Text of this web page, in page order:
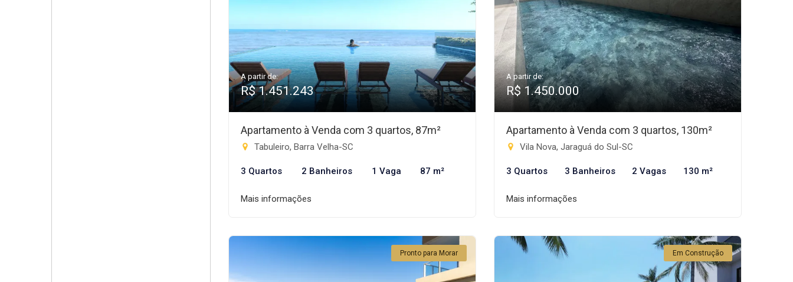
A partir de:
R$ 1.451.243
Apartamento à Venda com 3 quartos, 87m²
Tabuleiro, Barra Velha-SC
3 Quartos 2 Banheiros 1 Vaga 87 m²
Mais informações
A partir de:
R$ 1.450.000
Apartamento à Venda com 3 quartos, 130m²
Vila Nova, Jaraguá do Sul-SC
3 Quartos 3 Banheiros 2 Vagas 130 m²
Mais informações
Pronto para Morar Em Construção